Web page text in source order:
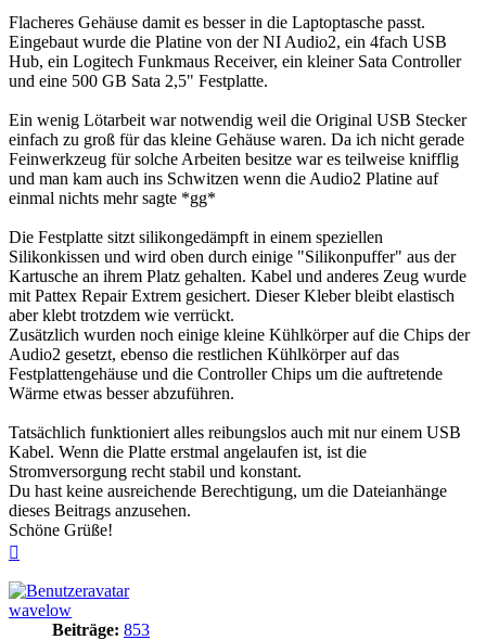
Flacheres Gehäuse damit es besser in die Laptoptasche passt.
Eingebaut wurde die Platine von der NI Audio2, ein 4fach USB
Hub, ein Logitech Funkmaus Receiver, ein kleiner Sata Controller
und eine 500 GB Sata 2,5" Festplatte.
Ein wenig Lötarbeit war notwendig weil die Original USB Stecker
einfach zu groß für das kleine Gehäuse waren. Da ich nicht gerade
Feinwerkzeug für solche Arbeiten besitze war es teilweise knifflig
und man kam auch ins Schwitzen wenn die Audio2 Platine auf
einmal nichts mehr sagte *gg*
Die Festplatte sitzt silikongedämpft in einem speziellen
Silikonkissen und wird oben durch einige "Silikonpuffer" aus der
Kartusche an ihrem Platz gehalten. Kabel und anderes Zeug wurde
mit Pattex Repair Extrem gesichert. Dieser Kleber bleibt elastisch
aber klebt trotzdem wie verrückt.
Zusätzlich wurden noch einige kleine Kühlkörper auf die Chips der
Audio2 gesetzt, ebenso die restlichen Kühlkörper auf das
Festplattengehäuse und die Controller Chips um die auftretende
Wärme etwas besser abzuführen.
Tatsächlich funktioniert alles reibungslos auch mit nur einem USB
Kabel. Wenn die Platte erstmal angelaufen ist, ist die
Stromversorgung recht stabil und konstant.
Du hast keine ausreichende Berechtigung, um die Dateianhänge
dieses Beitrags anzusehen.
Schöne Grüße!
wavelow
Beiträge: 853